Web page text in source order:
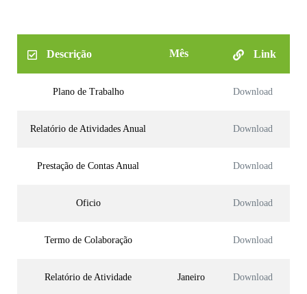
Descrição Mês Link
Plano de Trabalho Download
Relatório de Atividades Anual Download
Prestação de Contas Anual Download
Oficio Download
Termo de Colaboração Download
Relatório de Atividade Janeiro Download